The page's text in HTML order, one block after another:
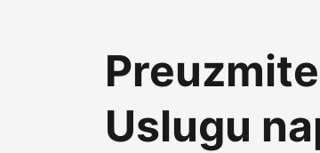
Uslugu